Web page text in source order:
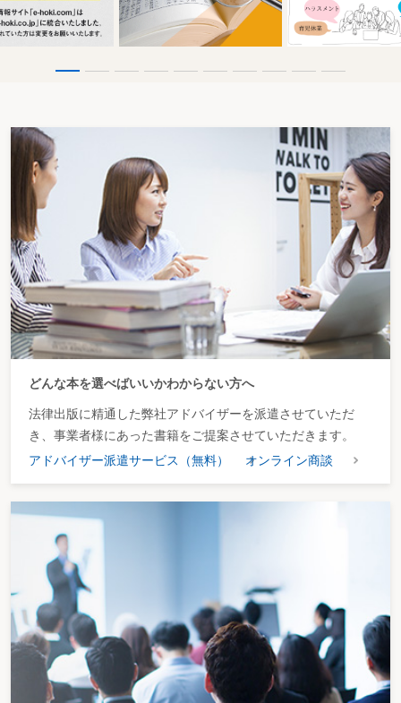
どんな本を選べばいいかわからない方へ
法律出版に精通した弊社アドバイザーを派遣させていただ
き、事業者様にあった書籍をご提案させていただきます。
アドバイザー派遣サービス（無料）
オンライン商談